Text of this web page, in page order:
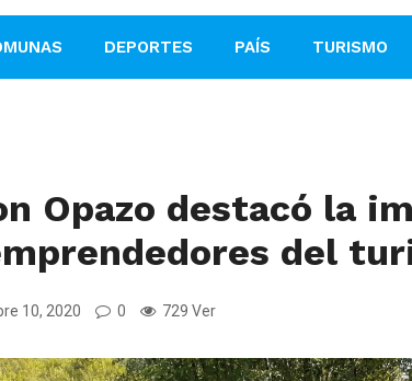
DEPORTES PAÍS TURISMO
Opazo destacó la
del
10, 2020 0 729 Ver